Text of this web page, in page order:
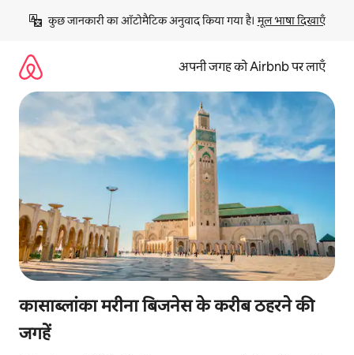
छोड़कर
कॉन्टेंट
कुछ जानकारी का ऑटोमैटिक अनुवाद किया गया है। मूल भाषा दिखाएँ
अपनी जगह को Airbnb पर लाएँ
कासाब्लांका मरीना बिजनेस के करीब ठहरने की
जगहें